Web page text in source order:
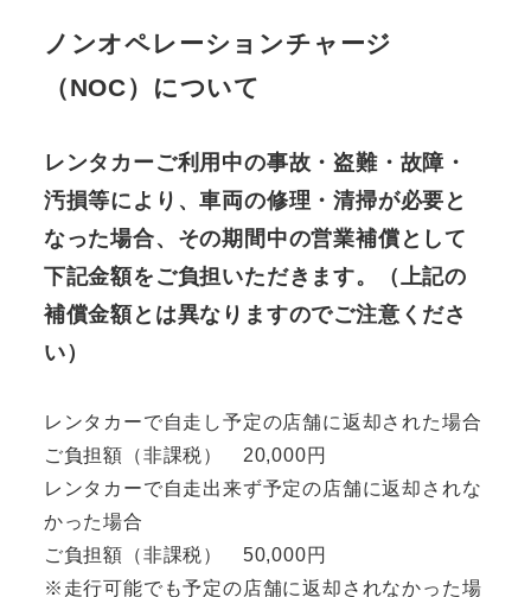
ノンオペレーションチャージ
（NOC）について
レンタカーご利用中の事故・盗難・故障・
汚損等により、車両の修理・清掃が必要と
なった場合、その期間中の営業補償として
下記金額をご負担いただきます。（上記の
補償金額とは異なりますのでご注意くださ
い）
レンタカーで自走し予定の店舗に返却された場合
ご負担額（非課税） 20,000円
レンタカーで自走出来ず予定の店舗に返却されな
かった場合
ご負担額（非課税） 50,000円
※走行可能でも予定の店舗に返却されなかった場